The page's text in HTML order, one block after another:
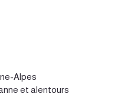
Alpes
et alentours